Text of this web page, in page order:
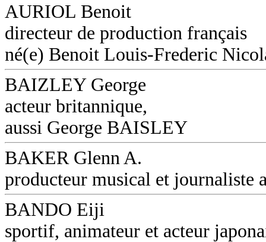
AURIOL Benoit
directeur de production français
né(e) Benoit Louis-Frederic
BAIZLEY George
acteur britannique,
aussi George BAISLEY
BAKER Glenn A.
producteur musical et journaliste
BANDO Eiji
sportif, animateur et acteur